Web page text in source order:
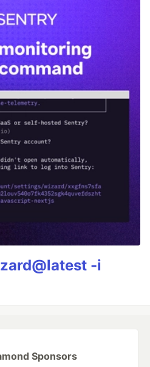
-i
Sponsors